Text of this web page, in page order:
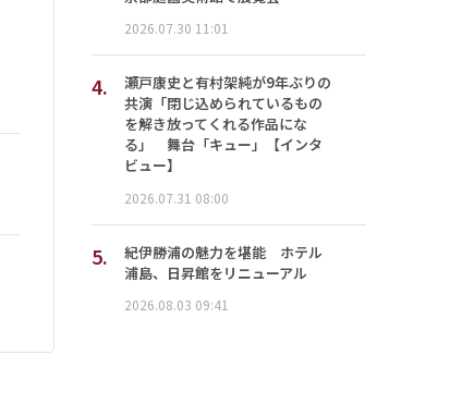
2026.07.30 11:01
4.
瀬戸康史と有村架純が9年ぶりの
共演「閉じ込められているもの
を解き放ってくれる作品にな
る」 舞台「キュー」【インタ
ビュー】
2026.07.31 08:00
5.
紀伊勝浦の魅力を堪能 ホテル
浦島、日昇館をリニューアル
2026.08.03 09:41